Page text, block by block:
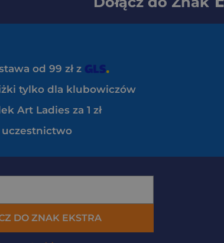
od 99 zł z
tylko dla klubowiczów
Art Ladies za 1 zł
uczestnictwo
DO ZNAK EKSTRA